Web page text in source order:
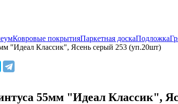
Ковровые покрытияПаркетная доскаПодложка
"Идеал Классик", Ясень серый 253 (уп.20шт)
55мм "Идеал Классик",